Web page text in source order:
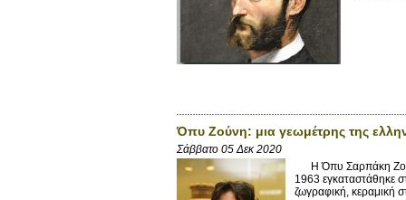
Όπυ Ζούνη: μια γεωμέτρης της
Σάββατο 05 Δεκ 2020
Η Όπυ Σαρπάκη
1963 εγκαταστάθηκε
ζωγραφική, κεραμική